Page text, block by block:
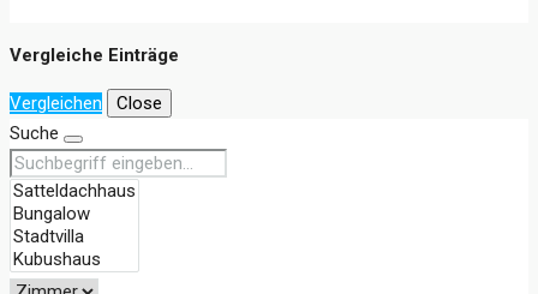
Vergleiche Einträge
Vergleichen
Close
Suche